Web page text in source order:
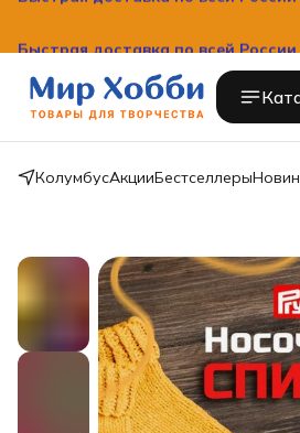
КолумбусАкцииБестселлеры